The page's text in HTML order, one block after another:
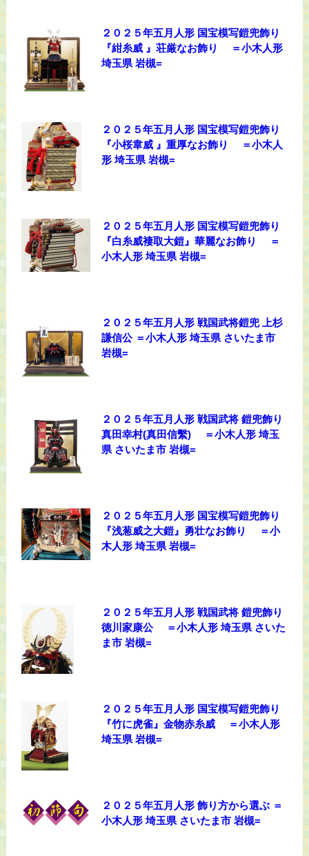
２０２５年五月人形 国宝模写鎧兜飾り
『紺糸威 』荘厳なお飾り ＝小木人形
埼玉県 岩槻=
２０２５年五月人形 国宝模写鎧兜飾り
『小桜韋威 』重厚なお飾り ＝小木人
形 埼玉県 岩槻=
２０２５年五月人形 国宝模写鎧兜飾り
『白糸威褄取大鎧』華麗なお飾り ＝
小木人形 埼玉県 岩槻=
２０２５年五月人形 戦国武将鎧兜 上杉
謙信公 ＝小木人形 埼玉県 さいたま市
岩槻=
２０２５年五月人形 戦国武将 鎧兜飾り
真田幸村(真田信繫) ＝小木人形 埼玉
県 さいたま市 岩槻=
２０２５年五月人形 国宝模写鎧兜飾り
『浅葱威之大鎧』勇壮なお飾り ＝小
木人形 埼玉県 岩槻=
２０２５年五月人形 戦国武将 鎧兜飾り
徳川家康公 ＝小木人形 埼玉県 さいた
ま市 岩槻=
２０２５年五月人形 国宝模写鎧兜飾り
『竹に虎雀』金物赤糸威 ＝小木人形
埼玉県 岩槻=
２０２５年五月人形 飾り方から選ぶ ＝
小木人形 埼玉県 さいたま市 岩槻=